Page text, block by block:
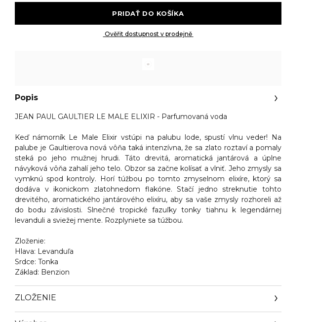
Ověřit dostupnost v prodejně
Popis
JEAN PAUL GAULTIER LE MALE ELIXIR - Parfumovaná voda
Keď námorník Le Male Elixir vstúpi na palubu lode, spustí vlnu veder! Na
palube je Gaultierova nová vôňa taká intenzívna, že sa zlato roztaví a pomaly
steká po jeho mužnej hrudi. Táto drevitá, aromatická jantárová a úplne
návyková vôňa zahalí jeho telo. Obzor sa začne kolísať a vlniť. Jeho zmysly sa
vymknú spod kontroly. Horí túžbou po tomto zmyselnom elixíre, ktorý sa
dodáva v ikonickom zlatohnedom flakóne. Stačí jedno streknutie tohto
drevitého, aromatického jantárového elixíru, aby sa vaše zmysly rozhoreli až
do bodu závislosti. Slnečné tropické fazuľky tonky tiahnu k legendárnej
levanduli a sviežej mente. Rozplyniete sa túžbou.
Zloženie:
Hlava: Levanduľa
Srdce: Tonka
Základ: Benzion
ZLOŽENIE